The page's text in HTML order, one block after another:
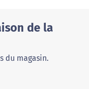
de la
du magasin.